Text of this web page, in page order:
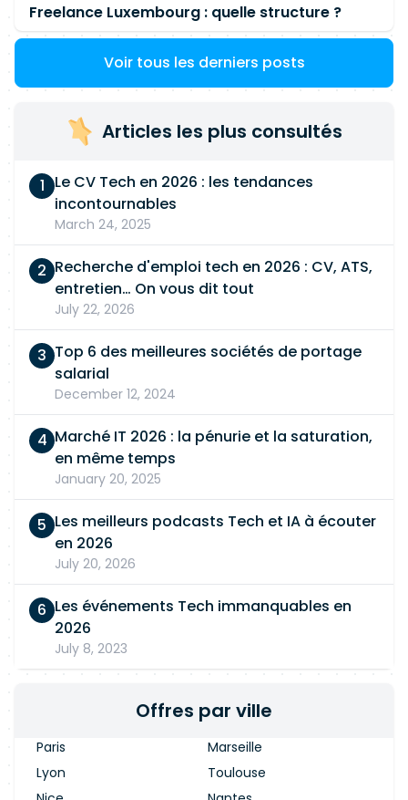
Freelance Luxembourg : quelle structure ?
Voir tous les derniers posts
Articles les plus consultés
Le CV Tech en 2026 : les tendances
incontournables
March 24, 2025
Recherche d'emploi tech en 2026 : CV, ATS,
entretien… On vous dit tout
July 22, 2026
Top 6 des meilleures sociétés de portage
salarial
December 12, 2024
Marché IT 2026 : la pénurie et la saturation,
en même temps
January 20, 2025
Les meilleurs podcasts Tech et IA à écouter
en 2026
July 20, 2026
Les événements Tech immanquables en
2026
July 8, 2023
Offres par ville
Paris
Marseille
Lyon
Toulouse